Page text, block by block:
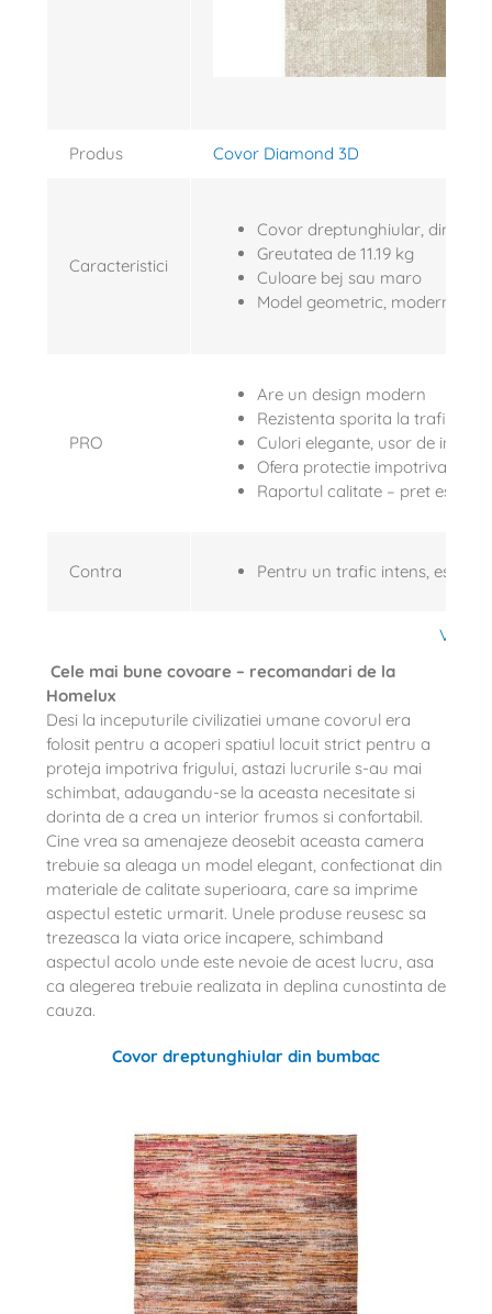
Produs Covor Diamond 3D
Caracteristici
Covor dreptunghiular, din
Greutatea de 11.19 kg
Culoare bej sau maro
Model geometric, modern, chic
PRO
Are un design modern
Rezistenta sporita la trafic
Culori elegante, usor de
Ofera protectie impotriva
Raportul calitate – pret este
Contra Pentru un trafic intens, este
Vezi
Cele mai bune covoare – recomandari de la
Homelux
Desi la inceputurile civilizatiei umane covorul era
folosit pentru a acoperi spatiul locuit strict pentru a
proteja impotriva frigului, astazi lucrurile s-au mai
schimbat, adaugandu-se la aceasta necesitate si
dorinta de a crea un interior frumos si confortabil.
Cine vrea sa amenajeze deosebit aceasta camera
trebuie sa aleaga un model elegant, confectionat din
materiale de calitate superioara, care sa imprime
aspectul estetic urmarit. Unele produse reusesc sa
trezeasca la viata orice incapere, schimband
aspectul acolo unde este nevoie de acest lucru, asa
ca alegerea trebuie realizata in deplina cunostinta de
cauza.
Covor dreptunghiular din bumbac